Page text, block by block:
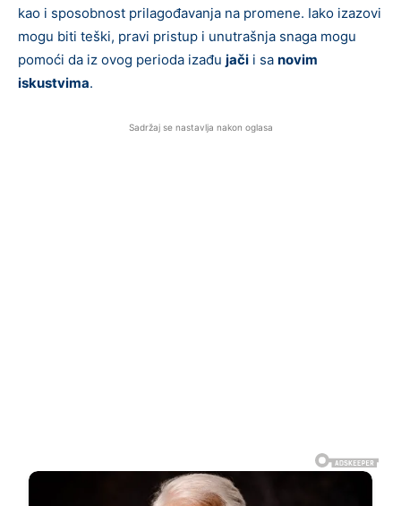
kao i sposobnost prilagođavanja na promene. Iako izazovi
mogu biti teški, pravi pristup i unutrašnja snaga mogu
pomoći da iz ovog perioda izađu jači i sa novim
iskustvima.
Sadržaj se nastavlja nakon oglasa